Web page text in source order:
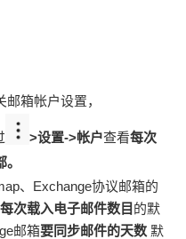
箱帐户设置，
>设置->帐户查看每次
。
、Exchange协议邮箱的
每次载入电子邮件数目 的默
邮箱要同步邮件的天数 默